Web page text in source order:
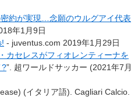
約が実現…念願のウルグアイ代表
年1月9日
- juventus.com 2019年1月29日
カセレスがフィオレンティーナを
?”. 超ワールドサッカー (2021年7月
(イタリア語). Cagliari Calcio.